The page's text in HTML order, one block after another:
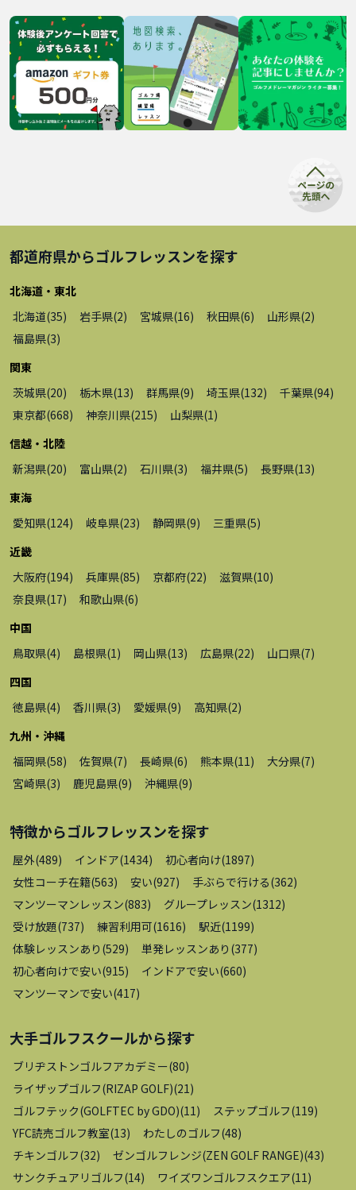
都道府県からゴルフレッスンを探す
北海道・東北
北海道(35) 岩手県(2) 宮城県(16) 秋田県(6) 山形県(2)
福島県(3)
関東
茨城県(20) 栃木県(13) 群馬県(9) 埼玉県(132) 千葉県(94)
東京都(668) 神奈川県(215) 山梨県(1 )
信越・北陸
新潟県(20) 富山県(2) 石川県(3) 福井県(5) 長野県(13)
東海
愛知県(124) 岐阜県(23) 静岡県(9) 三重県(5)
近畿
大阪府(194) 兵庫県(85) 京都府(22) 滋賀県(10)
奈良県(17) 和歌山県(6)
中国
鳥取県(4) 島根県(1 ) 岡山県(13) 広島県(22) 山口県(7)
四国
徳島県(4) 香川県(3) 愛媛県(9) 高知県(2)
九州・沖縄
福岡県(58) 佐賀県(7) 長崎県(6) 熊本県(11 ) 大分県(7)
宮崎県(3) 鹿児島県(9) 沖縄県(9)
特徴からゴルフレッスンを探す
屋外(489) インドア(1434) 初心者向け(1897)
女性コーチ在籍(563) 安い(927) 手ぶらで行ける(362)
マンツーマンレッスン(883) グループレッスン(1312)
受け放題(737) 練習利用可(1616) 駅近(1199)
体験レッスンあり (529) 単発レッスンあり (377)
初心者向けで安い(915) インドアで安い(660)
マンツーマンで安い(417)
大手ゴルフスクールから探す
ブリヂストンゴルフアカデミー(80)
ライザップゴルフ(RIZAP GOLF)(21 )
ゴルフテック(GOLFTEC by GDO)(11 ) ステップゴルフ(119)
YFC読売ゴルフ教室(13) わたしのゴルフ(48)
チキンゴルフ(32) ゼンゴルフレンジ(ZEN GOLF RANGE)(43)
サンクチュアリゴルフ(14) ワイズワンゴルフスクエア(11 )